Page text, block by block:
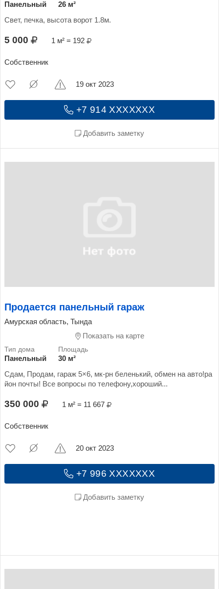
Панельный
26 м²
Свет, печка, высота ворот 1.8м.
5 000 1 м² = 192
Собственник
+7 914 XXXXXXX
Добавить заметку
19 окт 2023
Продается панельный гараж
Амурская область, Тында
Показать на карте
Панельный
30 м²
Сдам, Продам, гараж 5×6, мк-рн беленький, обмен на авто!ра
йон почты! Все вопросы по телефону,хороший...
350 000 1 м² = 11 667
Собственник
+7 996 XXXXXXX
Добавить заметку
20 окт 2023